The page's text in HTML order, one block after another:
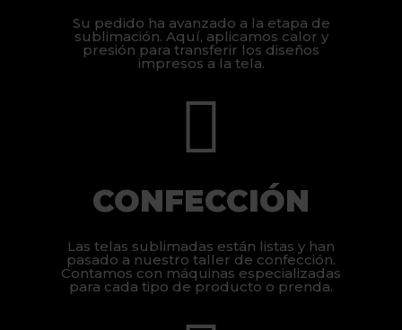
Su pedido ha avanzado a la etapa de
sublimación. Aquí, aplicamos calor y
presión para transferir los diseños
impresos a la tela.
CONFECCIÓN
Las telas sublimadas están listas y han
pasado a nuestro taller de confección.
Contamos con máquinas especializadas
para cada tipo de producto o prenda.